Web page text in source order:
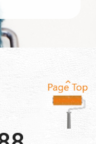
の向上のた
の利用状況
ドレスなどの
」で収集され
。
シーにおい